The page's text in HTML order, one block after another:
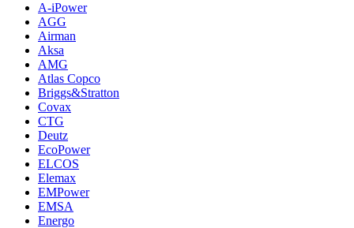
A-iPower
AGG
Airman
Aksa
AMG
Atlas Copco
Briggs&Stratton
Covax
CTG
Deutz
EcoPower
ELCOS
Elemax
EMPower
EMSA
Energo